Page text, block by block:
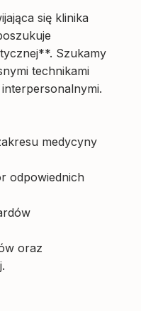
się klinika
Szukamy
technikami
medycyny
odpowiednich
oraz